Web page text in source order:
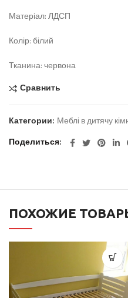
Матеріал: ЛДСП
Колір: білий
Тканина: червона
Сравнить
Категории: Меблі в дитячу
Поделиться
ПОХОЖИЕ